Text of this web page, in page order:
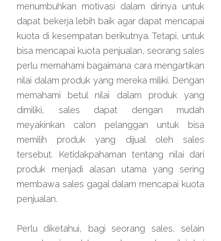
menumbuhkan motivasi dalam dirinya untuk
dapat bekerja lebih baik agar dapat mencapai
kuota di kesempatan berikutnya. Tetapi, untuk
bisa mencapai kuota penjualan, seorang sales
perlu memahami bagaimana cara mengartikan
nilai dalam produk yang mereka miliki. Dengan
memahami betul nilai dalam produk yang
dimiliki, sales dapat dengan mudah
meyakinkan calon pelanggan untuk bisa
memilih produk yang dijual oleh sales
tersebut. Ketidakpahaman tentang nilai dari
produk menjadi alasan utama yang sering
membawa sales gagal dalam mencapai kuota
penjualan.
Perlu diketahui, bagi seorang sales, selain